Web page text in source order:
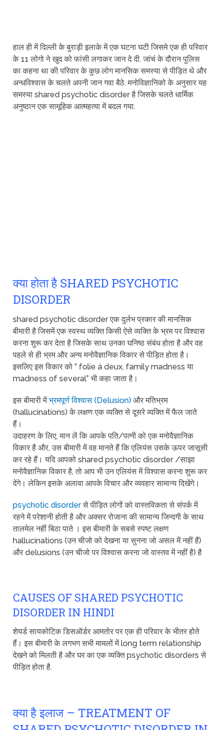
हाल ही में दिल्ली के बुराड़ी इलाके में एक घटना घटी जिसमे एक ही परिवार
के 11 लोगो ने खुद को फांसी लगाकर जान दे दी. जांचं के दौरान पुलिस
का कहना था की परिवार के कुछ लोग मानसिक समस्या से पीड़ित थे और
अन्धविश्वास के चलते अपनी जान गवा बैठे. मनोविज्ञानिको के अनुसार यह
समस्या shared psychotic disorder है जिसके चलते धार्मिक
अनुष्ठान एक सामूहिक आत्महत्या में बदल गया.
क्या होता है SHARED PSYCHOTIC
DISORDER
shared psychotic disorder एक दुर्लभ प्रकार की मानसिक
बीमारी है जिसमें एक स्वस्थ व्यक्ति किसी ऐसे व्यक्ति के भ्रम पर विश्वास
करना शुरू कर देता है जिसके साथ उनका घनिष्ठ संबंध होता है और वह
पहले से ही भ्रम और अन्य मनोवैज्ञानिक विकार से पीड़ित होता है।
इसलिए इस विकार को ” folie á deux, family madness या
madness of several” भी कहा जाता है।
इस बीमारी मेंभ्रमपूर्ण विश्वास (Delusion) और मतिभ्रम
(hallucinations) के लक्षण एक व्यक्ति से दूसरे व्यक्ति में फैल जाते
हैं।
उदाहरण के लिए, मान लें कि आपके पति/पत्नी को एक मनोवैज्ञानिक
विकार है और, उस बीमारी में वह मानते हैं कि एलियंस उसके ऊपर जासूसी
कर रहे हैं। यदि आपको shared psychotic disorder /साझा
मनोवैज्ञानिक विकार है, तो आप भी उन एलियंस में विश्वास करना शुरू कर
देंगे। लेकिन इसके अलावा आपके विचार और व्यवहार सामान्य दिखेंगे।
psychotic disorderसे पीड़ित लोगों को वास्तविकता से संपर्क में
रहने में परेशानी होती है और अक्सर रोजाना की सामान्य जिन्दगी के साथ
तालमेल नहीं बिठा पाते । इस बीमारी के सबसे स्पष्ट लक्षण
hallucinations (उन चीजो को देखना या सुनना जो असल में नहीं हैं)
और delusions (उन चीजो पर विश्वास करना जो वास्तव में नहीं है) है
CAUSES OF SHARED PSYCHOTIC
DISORDER IN HINDI
शेयर्ड सायकोटिक डिसऑर्डर आमतोर पर एक ही परिवार के भीतर होते
हैं। इस बीमारी के लगभग सभी मामलों में long term relationship
देखने को मिलती है और घर का एक व्यक्ति psychotic disorders से
पीड़ित होता है.
क्या है इलाज – TREATMENT OF